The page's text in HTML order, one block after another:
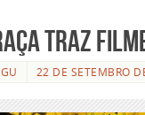
traz
22 DE SETEMBRO